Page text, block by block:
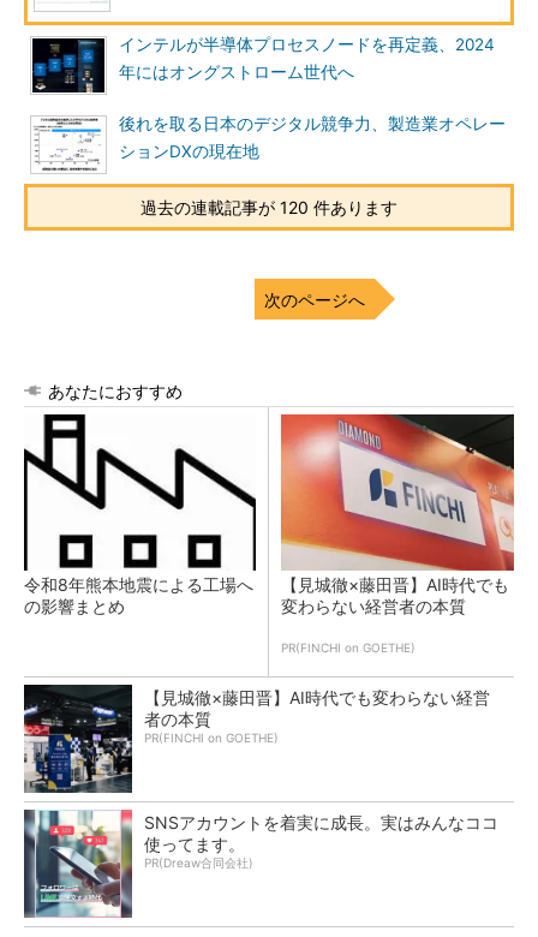
インテルが半導体プロセスノードを再定義、2024
年にはオングストローム世代へ
後れを取る日本のデジタル競争力、製造業オペレー
ションDXの現在地
過去の連載記事が 120 件あります
次のページへ
あなたにおすすめ
令和8年熊本地震による工場へ
の影響まとめ
【見城徹×藤田晋】AI時代でも
変わらない経営者の本質
PR(FINCHI on GOETHE)
【見城徹×藤田晋】AI時代でも変わらない経営
者の本質
PR(FINCHI on GOETHE)
SNSアカウントを着実に成長。実はみんなココ
使ってます。
PR(Dreaw合同会社)